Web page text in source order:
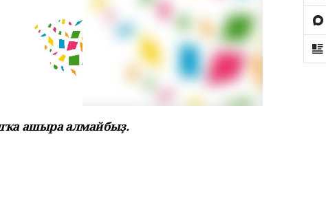
ашыра алмайбыҙ.